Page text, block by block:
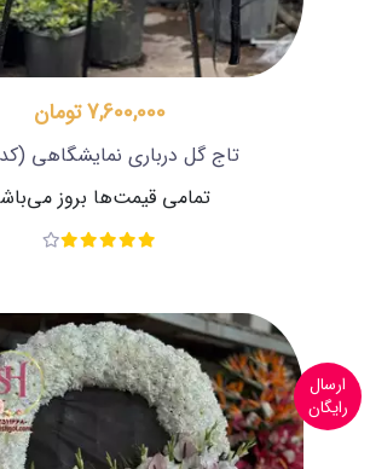
7,600,000 تومان
تاج گل درباری نمایشگاهی
تمامی قیمت‌ها بروز
ارسال
رایگان